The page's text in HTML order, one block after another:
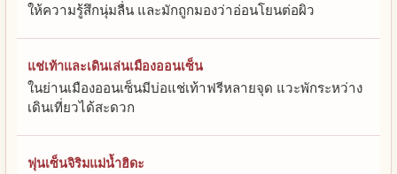
ให้ความรู้สึกนุ่มลื่น และมักถูกมองว่าอ่อนโยนต่อผิว
แช่เท้าและเดินเล่นเมืองออนเซ็น
ในย่านเมืองออนเซ็นมีบ่อแช่เท้าฟรีหลายจุด แวะพักระหว่าง
เดินเที่ยวได้สะดวก
ฟุนเซ็นจิริมแม่น้ำฮิดะ